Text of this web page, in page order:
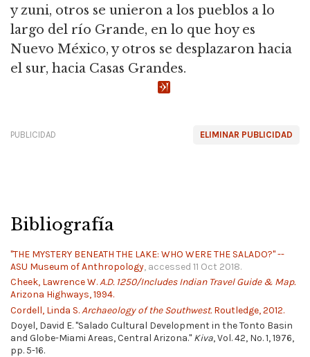
y zuni, otros se unieron a los pueblos a lo
largo del río Grande, en lo que hoy es
Nuevo México, y otros se desplazaron hacia
el sur, hacia Casas Grandes.
ELIMINAR PUBLICIDAD
PUBLICIDAD
Bibliografía
"THE MYSTERY BENEATH THE LAKE: WHO WERE THE SALADO?" --
ASU Museum of Anthropology, accessed 11 Oct 2018.
Cheek, Lawrence W.A.D. 1250/Includes Indian Travel Guide & Map.
Arizona Highways, 1994.
Cordell, Linda S.Archaeology of the Southwest.Routledge, 2012.
Doyel, David E. "Salado Cultural Development in the Tonto Basin
and Globe-Miami Areas, Central Arizona." Kiva, Vol. 42, No. 1, 1976,
pp. 5-16.